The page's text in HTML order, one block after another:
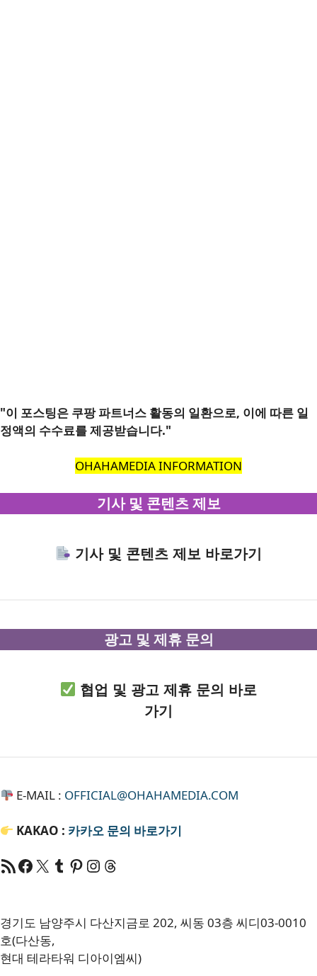
"이 포스팅은 쿠팡 파트너스 활동의 일환으로, 이에 따른 일
정액의 수수료를 제공받습니다."
OHAHAMEDIA INFORMATION
기사 및 콘텐츠 제보
기사 및 콘텐츠 제보 바로가기
광고 및 제휴 문의
협업 및 광고 제휴 문의 바로
가기
E-MAIL : OFFICIAL@OHAHAMEDIA.COM
KAKAO : 카카오 문의 바로가기
RSS 피드Facebook
X Tumblr
Pinterest
RSSThreads
경기도 남양주시 다산지금로 202, 씨동 03층 씨디03-0010
호(다산동,
현대 테라타워 디아이엠씨)